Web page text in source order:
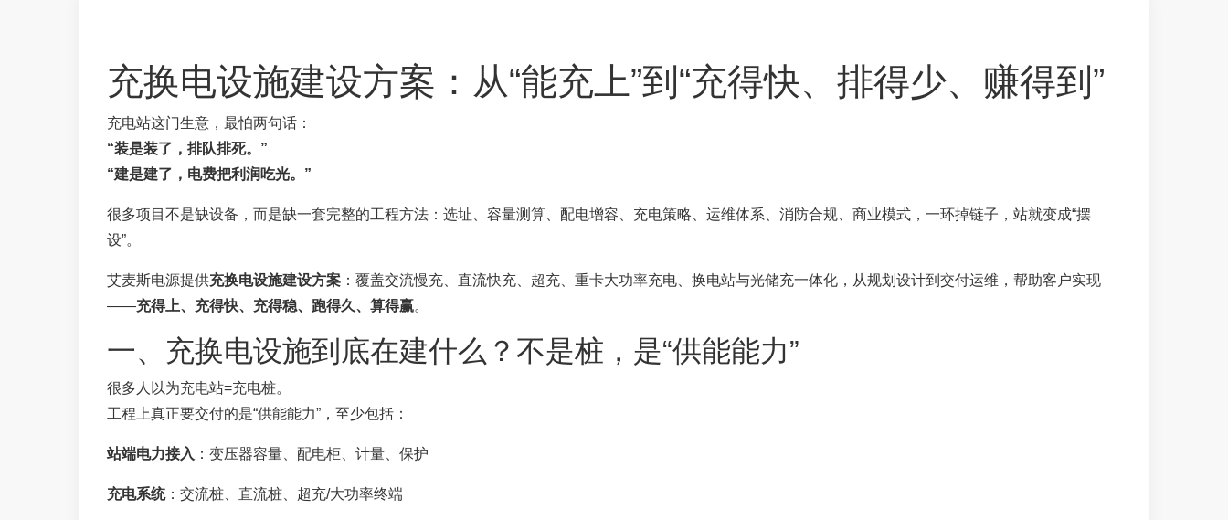
充换电设施建设方案：从“能充上”到“充得快、排得少、赚得到”
充电站这门生意，最怕两句话：
“装是装了，排队排死。”
“建是建了，电费把利润吃光。”
很多项目不是缺设备，而是缺一套完整的工程方法：选址、容量测算、配电增容、充电策略、运维体系、消防合规、商业模式，一环掉链子，站就变成“摆
设”。
艾麦斯电源提供充换电设施建设方案 ：覆盖交流慢充、直流快充、超充、重卡大功率充电、换电站与光储充一体化，从规划设计到交付运维，帮助客户实现
——充得上、充得快、充得稳、跑得久、算得赢。
一、充换电设施到底在建什么？不是桩，是“供能能力”
很多人以为充电站=充电桩。
工程上真正要交付的是“供能能力”，至少包括：
站端电力接入 ：变压器容量、配电柜、计量、保护
充电系统：交流桩、直流桩、超充/大功率终端